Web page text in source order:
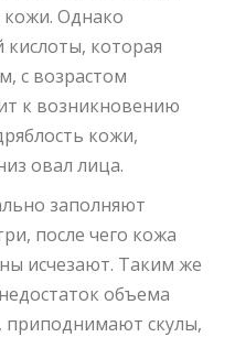
кожи. Однако
кислоты, которая
с возрастом
к возникновению
кожи,
овал лица.
заполняют
после чего кожа
исчезают. Таким же
объема
приподнимают скулы,